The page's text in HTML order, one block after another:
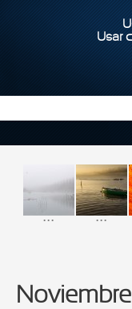
Usar
... ...